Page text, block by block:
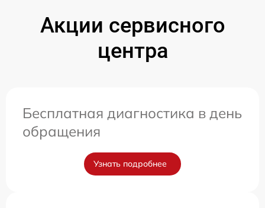
Акции сервисного
центра
Бесплатная диагностика в день
обращения
Узнать подробнее